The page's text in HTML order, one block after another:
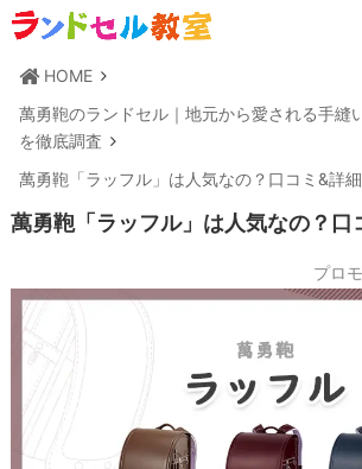
HOME
萬勇鞄のランドセル｜地元から愛される手縫
を徹底調査
萬勇鞄「ラッフル」は人気なの？口コミ&詳
萬勇鞄「ラッフル」は人気なの？口
プロ